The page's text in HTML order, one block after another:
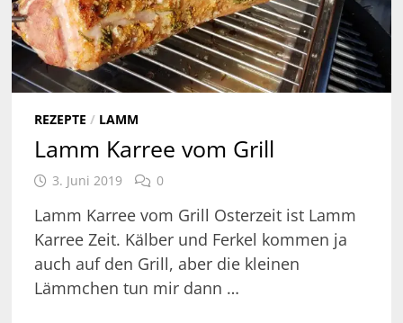
REZEPTE / LAMM
Lamm Karree vom Grill
3. Juni 2019 0
Lamm Karree vom Grill Osterzeit ist Lamm
Karree Zeit. Kälber und Ferkel kommen ja
auch auf den Grill, aber die kleinen
Lämmchen tun mir dann …